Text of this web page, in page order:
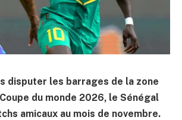
disputer les barrages de la zone
du monde 2026, le Sénégal
amicaux au mois de novembre.